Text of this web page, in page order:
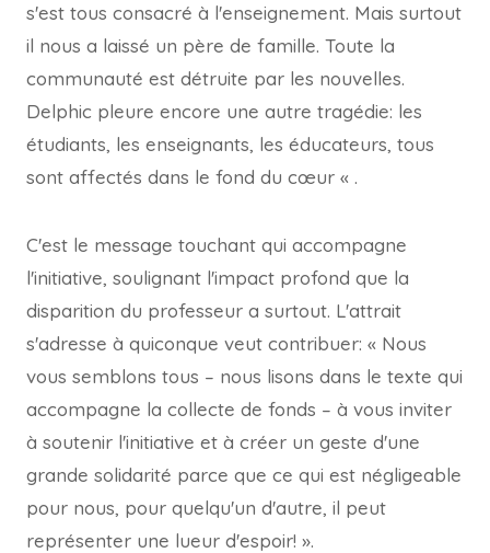
s'est tous consacré à l'enseignement. Mais surtout
il nous a laissé un père de famille. Toute la
communauté est détruite par les nouvelles.
Delphic pleure encore une autre tragédie: les
étudiants, les enseignants, les éducateurs, tous
sont affectés dans le fond du cœur « .
C'est le message touchant qui accompagne
l'initiative, soulignant l'impact profond que la
disparition du professeur a surtout. L'attrait
s'adresse à quiconque veut contribuer: « Nous
vous semblons tous – nous lisons dans le texte qui
accompagne la collecte de fonds – à vous inviter
à soutenir l'initiative et à créer un geste d'une
grande solidarité parce que ce qui est négligeable
pour nous, pour quelqu'un d'autre, il peut
représenter une lueur d'espoir! ».